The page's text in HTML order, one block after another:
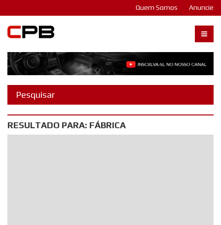
Quem Somos Anuncie
RESULTADO PARA: FÁBRICA